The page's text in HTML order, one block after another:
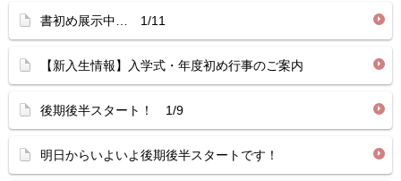
書初め展示中… 1/11
【新入生情報】入学式・年度初め行事のご案内
後期後半スタート！ 1/9
明日からいよいよ後期後半スタートです！